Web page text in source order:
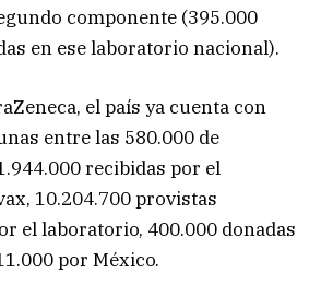
componente (395.000
en ese laboratorio nacional).
el país ya cuenta con
entre las 580.000 de
recibidas por el
10.204.700 provistas
el laboratorio, 400.000 donadas
por México.